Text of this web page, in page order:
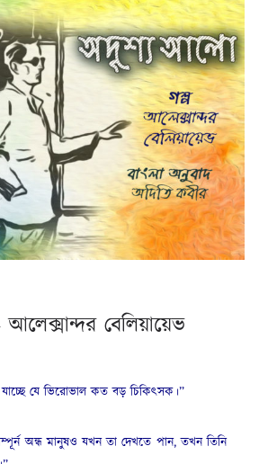
বেলিয়ায়েভ
যে ভিরোভাল কত বড় চিকিৎসক।”
অন্ধ মানুষও যখন তা দেখতে পান, তখন তিনি